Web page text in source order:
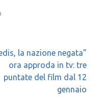
la nazione negata”
ora approda in tv: tre
puntate del film dal 12
gennaio